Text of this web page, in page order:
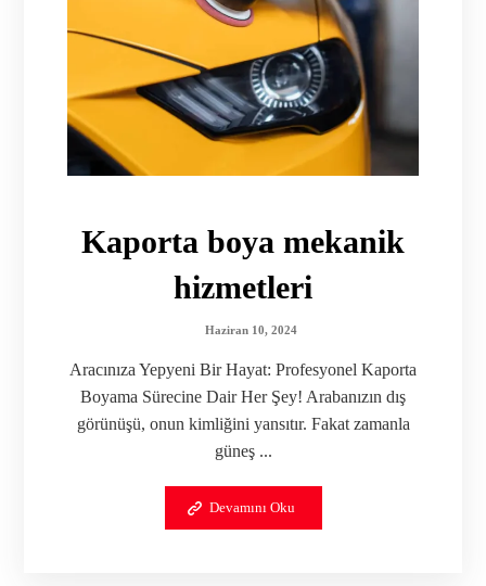
Kaporta boya mekanik
hizmetleri
Haziran 10, 2024
Aracınıza Yepyeni Bir Hayat: Profesyonel Kaporta
Boyama Sürecine Dair Her Şey! Arabanızın dış
görünüşü, onun kimliğini yansıtır. Fakat zamanla
güneş ...
Devamını Oku